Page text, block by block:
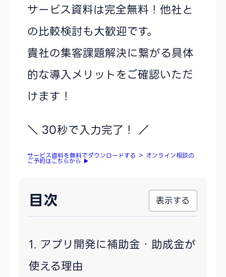
サービス資料は完全無料！他社と
の比較検討も大歓迎です。
貴社の集客課題解決に繋がる具体
的な導入メリットをご確認いただ
けます！
＼ 30秒で入力完了！ ／
サービス資料を無料でダウンロードする ＞ オンライン相談の
ご予約はこちらから ▶
目次
アプリ開発に補助金・助成金が
使える理由